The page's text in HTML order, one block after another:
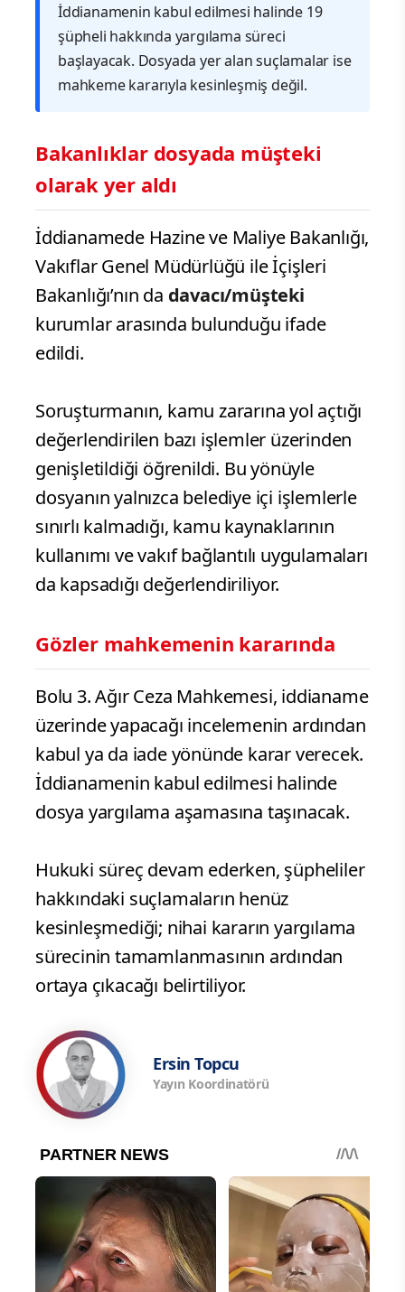
İddianamenin kabul edilmesi halinde 19
şüpheli hakkında yargılama süreci
başlayacak. Dosyada yer alan suçlamalar ise
mahkeme kararıyla kesinleşmiş değil.
Bakanlıklar dosyada müşteki
olarak yer aldı
İddianamede Hazine ve Maliye Bakanlığı,
Vakıflar Genel Müdürlüğü ile İçişleri
Bakanlığı’nın da davacı/müşteki
kurumlar arasında bulunduğu ifade
edildi.
Soruşturmanın, kamu zararına yol açtığı
değerlendirilen bazı işlemler üzerinden
genişletildiği öğrenildi. Bu yönüyle
dosyanın yalnızca belediye içi işlemlerle
sınırlı kalmadığı, kamu kaynaklarının
kullanımı ve vakıf bağlantılı uygulamaları
da kapsadığı değerlendiriliyor.
Gözler mahkemenin kararında
Bolu 3. Ağır Ceza Mahkemesi, iddianame
üzerinde yapacağı incelemenin ardından
kabul ya da iade yönünde karar verecek.
İddianamenin kabul edilmesi halinde
dosya yargılama aşamasına taşınacak.
Hukuki süreç devam ederken, şüpheliler
hakkındaki suçlamaların henüz
kesinleşmediği; nihai kararın yargılama
sürecinin tamamlanmasının ardından
ortaya çıkacağı belirtiliyor.
Ersin Topcu
Yayın Koordinatörü